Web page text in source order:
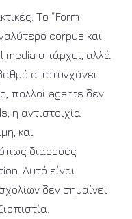
Το “Form
corpus και
media υπάρχει, αλλά
αποτυγχάνει:
πολλοί agents δεν
η αντιστοιχία
και
διαρροές
Αυτό είναι
δεν σημαίνει